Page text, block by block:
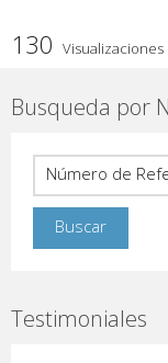
130 Visualizaciones
Busqueda por
Testimoniales